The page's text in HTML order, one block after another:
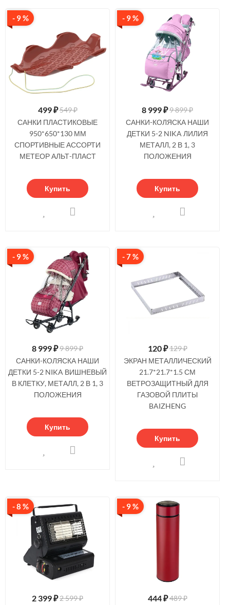
- 9 %
499₽549 ₽
САНКИ ПЛАСТИКОВЫЕ
950*650*130 ММ
СПОРТИВНЫЕ АССОРТИ
МЕТЕОР АЛЬТ-ПЛАСТ
Купить
- 9 %
8 999₽9 899 ₽
САНКИ-КОЛЯСКА НАШИ
ДЕТКИ 5-2 NIKA ЛИЛИЯ
МЕТАЛЛ, 2 В 1, 3
ПОЛОЖЕНИЯ
Купить
- 9 %
8 999₽9 899 ₽
САНКИ-КОЛЯСКА НАШИ
ДЕТКИ 5-2 NIKA ВИШНЕВЫЙ
В КЛЕТКУ, МЕТАЛЛ, 2 В 1, 3
ПОЛОЖЕНИЯ
Купить
- 7 %
120₽129 ₽
ЭКРАН МЕТАЛЛИЧЕСКИЙ
21.7*21.7*1.5 СМ
ВЕТРОЗАЩИТНЫЙ ДЛЯ
ГАЗОВОЙ ПЛИТЫ
BAIZHENG
Купить
- 8 %
2 399₽2 599 ₽
- 9 %
444₽489 ₽